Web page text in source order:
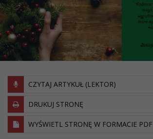
CZYTAJ ARTYKUŁ (LEKTOR)
DRUKUJ STRONĘ
WYŚWIETL STRONĘ W FORMACIE PDF